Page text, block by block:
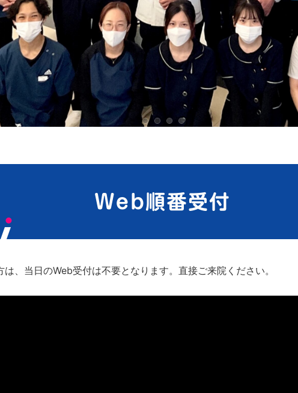
、当日のWeb受付は不要となります。直接ご来院ください。